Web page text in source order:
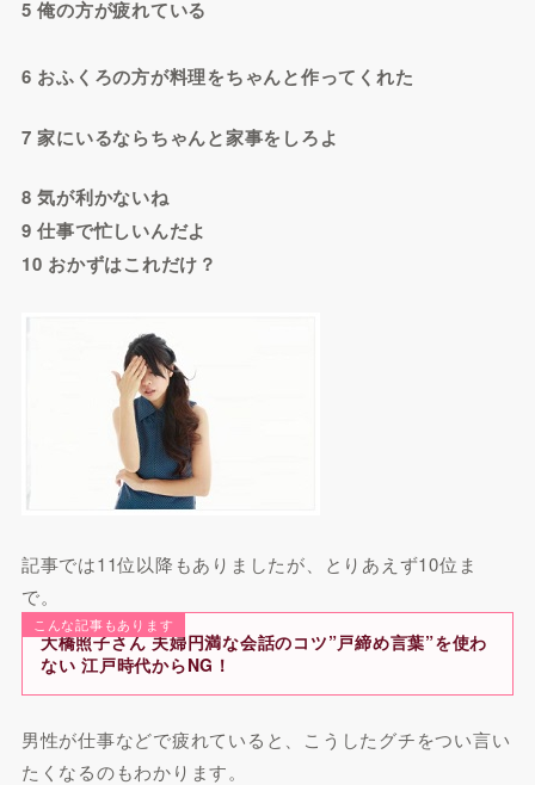
5 俺の方が疲れている
6 おふくろの方が料理をちゃんと作ってくれた
7 家にいるならちゃんと家事をしろよ
8 気が利かないね
9 仕事で忙しいんだよ
10 おかずはこれだけ？
記事では11位以降もありましたが、とりあえず10位ま
で。
こんな記事もあります
大橋照子さん 夫婦円満な会話のコツ”戸締め言葉”を使わ
ない 江戸時代からNG！
男性が仕事などで疲れていると、こうしたグチをつい言い
たくなるのもわかります。